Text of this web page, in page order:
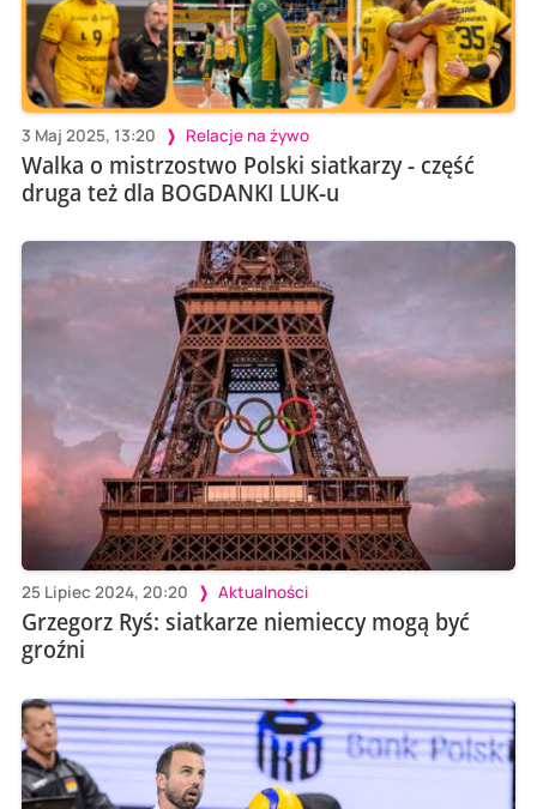
3 Maj 2025, 13:20 Relacje na żywo
Walka o mistrzostwo Polski siatkarzy - część
druga też dla BOGDANKI LUK-u
25 Lipiec 2024, 20:20 Aktualności
Grzegorz Ryś: siatkarze niemieccy mogą być
groźni